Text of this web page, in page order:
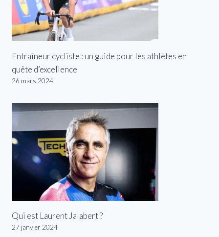
Entraîneur cycliste : un guide pour les athlètes en
quête d’excellence
26 mars 2024
Qui est Laurent Jalabert ?
27 janvier 2024